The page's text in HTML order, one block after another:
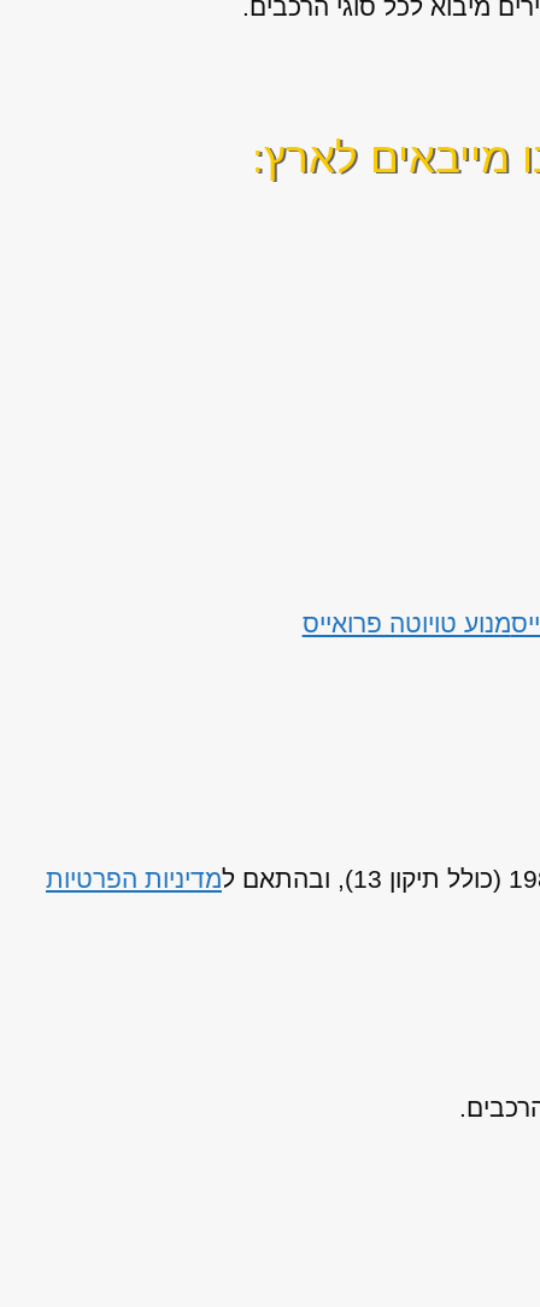
מייבאים לארץ:
מנוע טויוטה פרואייס
מדיניות הפרטיות